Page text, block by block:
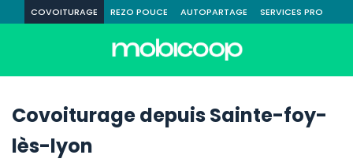
COVOITURAGE REZO POUCE AUTOPARTAGE SERVICES PRO
Covoiturage depuis Sainte-foy-
lès-lyon